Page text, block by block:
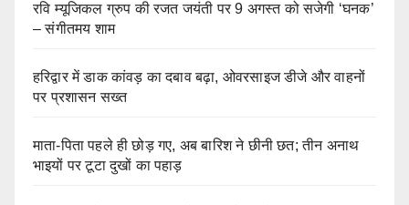
रवि म्यूजिकल ग्रुप की रजत जयंती पर 9 अगस्त को सजेगी ‘घनक’
– संगीतमय शाम
हरिद्वार में डाक कांवड़ का दबाव बढ़ा, ओवरसाइज डीजे और वाहनों
पर प्रशासन सख्त
माता-पिता पहले ही छोड़ गए, अब बारिश ने छीनी छत; तीन अनाथ
भाइयों पर टूटा दुखों का पहाड़